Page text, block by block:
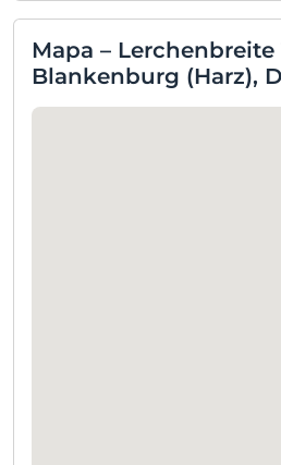
Mapa – Lerchenbreite
Blankenburg (Harz),